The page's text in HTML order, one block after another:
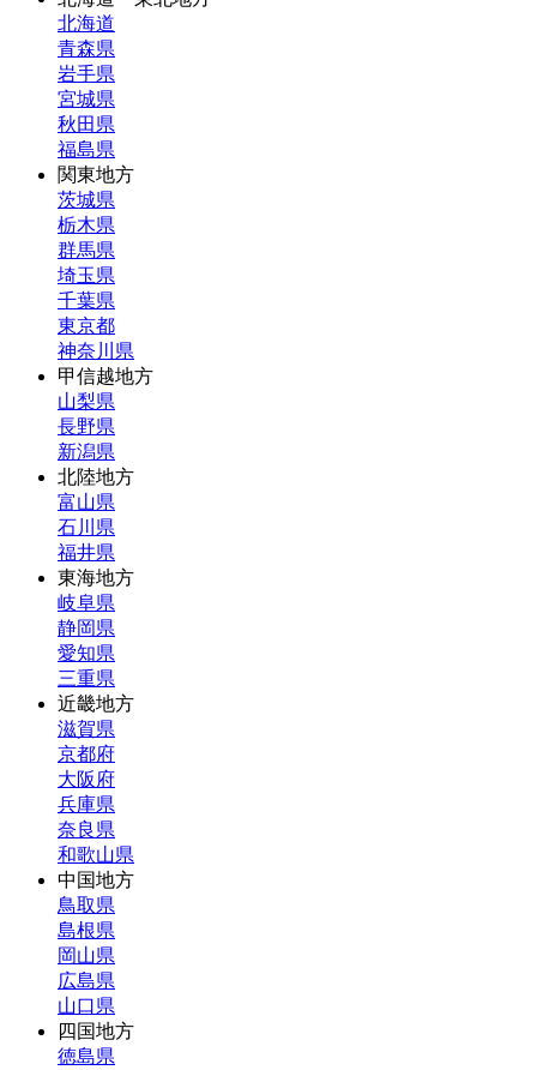
北海道
青森県
岩手県
宮城県
秋田県
福島県
関東地方
茨城県
栃木県
群馬県
埼玉県
千葉県
東京都
神奈川県
甲信越地方
山梨県
長野県
新潟県
北陸地方
富山県
石川県
福井県
東海地方
岐阜県
静岡県
愛知県
三重県
近畿地方
滋賀県
京都府
大阪府
兵庫県
奈良県
和歌山県
中国地方
鳥取県
島根県
岡山県
広島県
山口県
四国地方
徳島県